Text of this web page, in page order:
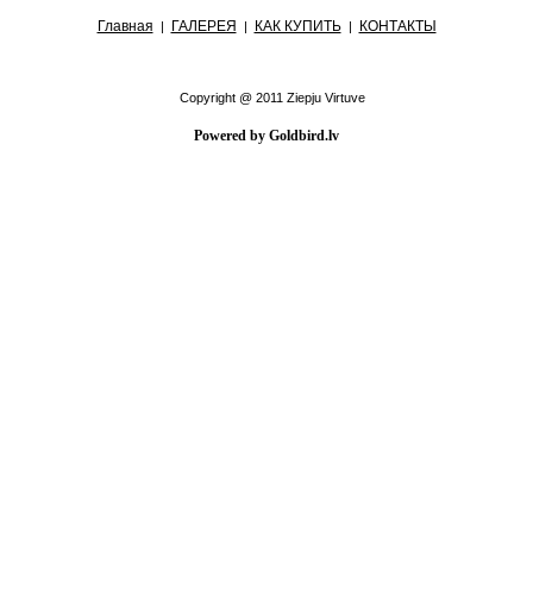
Главная | ГАЛЕРЕЯ | КАК КУПИТЬ | КОНТАКТЫ
Copyright @ 2011 Ziepju Virtuve
Powered by Goldbird.lv